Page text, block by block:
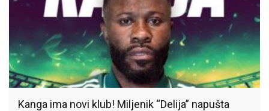
Kanga ima novi klub! Miljenik “Delija” napušta